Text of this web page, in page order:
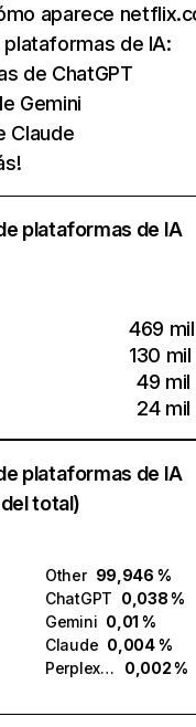
aparece
plataformas de IA:
de ChatGPT
Gemini
Claude
plataformas de IA
469 mil
130 mil
49 mil
24 mil
plataformas de IA
total)
Other 99,946 %
ChatGPT 0,038 %
Gemini 0,01 %
Claude 0,004 %
Perplexity
0,002 %